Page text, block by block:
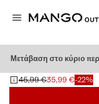
Μετάβαση στο κύριο
ΠΑΝΤΕΛΌΝΙ SLIM
Αρχική τιμή με διαγραφή
45,99 €
Ισχύουσα τιμή [35,99 € ]
35,99 €-22%
Διάλεξε χρώμα